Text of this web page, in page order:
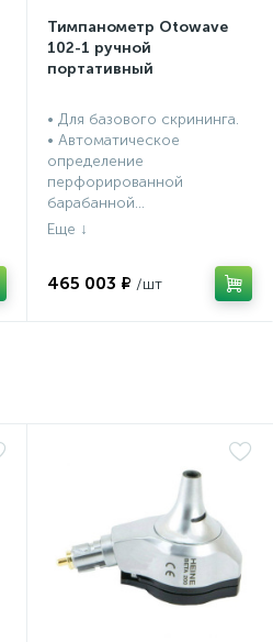
Тимпанометр Otowave
102-1 ручной
портативный
• Для базового скрининга.
• Автоматическое
определение
перфорированной
барабанной...
465 003 ₽